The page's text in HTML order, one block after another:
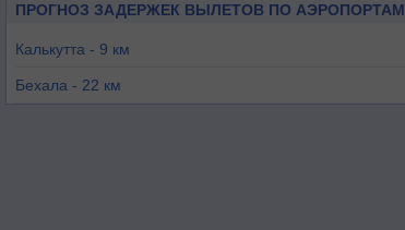
ПРОГНОЗ ЗАДЕРЖЕК ВЫЛЕТОВ ПО АЭРОПОРТАМ
Калькутта - 9 км
Бехала - 22 км